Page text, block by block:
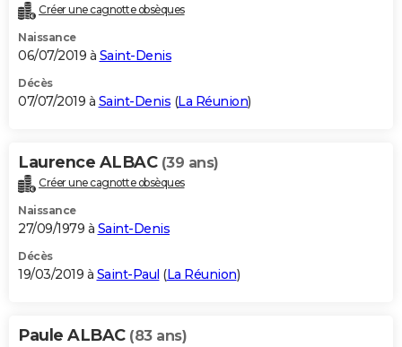
Créer une cagnotte obsèques
Naissance
06/07/2019 à Saint-Denis
Décès
07/07/2019 à Saint-Denis (La Réunion)
Laurence ALBAC (39 ans)
Créer une cagnotte obsèques
Naissance
27/09/1979 à Saint-Denis
Décès
19/03/2019 à Saint-Paul (La Réunion)
Paule ALBAC (83 ans)